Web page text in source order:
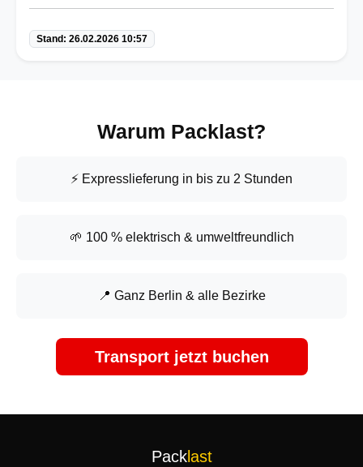
Stand: 26.02.2026 10:57
Warum Packlast?
⚡ Expresslieferung in bis zu 2 Stunden
🌱 100 % elektrisch & umweltfreundlich
📍 Ganz Berlin & alle Bezirke
Transport jetzt buchen
Packlast